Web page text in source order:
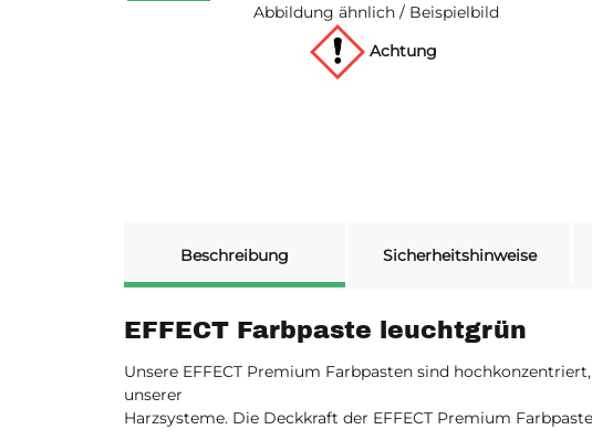
Abbildung ähnlich / Beispielbild
Achtung
Beschreibung
Sicherheitshinweise
EFFECT Farbpaste leuchtgrün
Unsere EFFECT Premium Farbpasten sind
unserer
Harzsysteme. Die Deckkraft der EFFECT Premium